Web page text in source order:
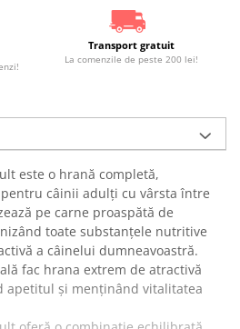
Transport gratuit
La comenzile de peste 200 lei!
este o hrană completă,
câinii adulți cu vârsta între
pe carne proaspătă de
toate substanțele nutritive
a câinelui dumneavoastră.
fac hrana extrem de atractivă
apetitul și menținând vitalitatea